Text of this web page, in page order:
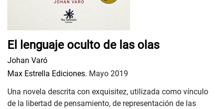
El lenguaje oculto de las olas
Johan Varó
Max Estrella Ediciones. Mayo 2019
Una novela descrita con exquisitez, utilizada como vínculo
de la libertad de pensamiento, de representación de las